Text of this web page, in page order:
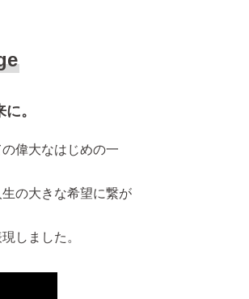
。
偉大なはじめの一
の大きな希望に繋が
しました。